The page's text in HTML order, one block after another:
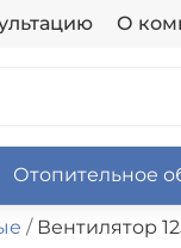
О
Отопительное
Вентилятор